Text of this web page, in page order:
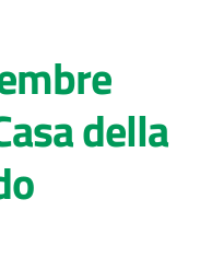
della